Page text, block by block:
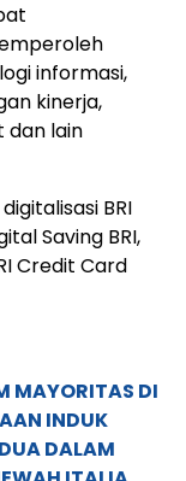
informasi,
kinerja,
dan lain
BRI
Saving BRI,
Credit Card
MAYORITAS DI
INDUK
DALAM